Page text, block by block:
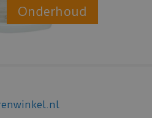
Onderhoud